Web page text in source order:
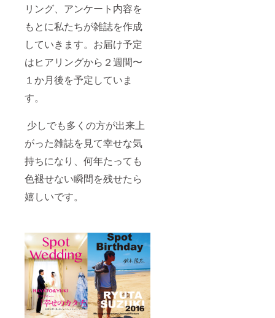
リング、アンケート内容を
もとに私たちが雑誌を作成
していきます。お届け予定
はヒアリングから２週間〜
１か月後を予定していま
す。
少しでも多くの方が出来上
がった雑誌を見て幸せな気
持ちになり、何年たっても
色褪せない瞬間を残せたら
嬉しいです。